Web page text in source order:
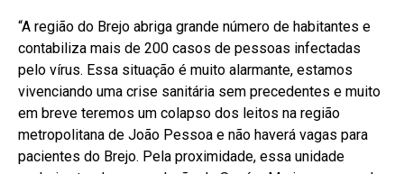
“A região do Brejo abriga grande número de habitantes e
contabiliza mais de 200 casos de pessoas infectadas
pelo vírus. Essa situação é muito alarmante, estamos
vivenciando uma crise sanitária sem precedentes e muito
em breve teremos um colapso dos leitos na região
metropolitana de João Pessoa e não haverá vagas para
pacientes do Brejo. Pela proximidade, essa unidade